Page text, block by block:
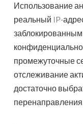
Использование
реальный IP-
промежуточные
отслеживание
достаточно
перенаправления.